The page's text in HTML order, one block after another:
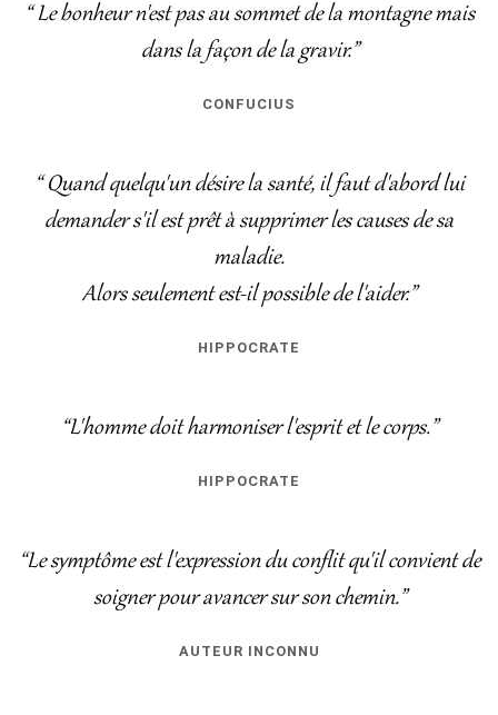
“ Le bonheur n'est pas au sommet de la montagne mais
dans la façon de la gravir.”
CONFUCIUS
“ Quand quelqu'un désire la santé, il faut d'abord lui
demander s'il est prêt à supprimer les causes de sa
maladie.
Alors seulement est-il possible de l'aider.”
HIPPOCRATE
“L'homme doit harmoniser l'esprit et le corps.”
HIPPOCRATE
“Le symptôme est l'expression du conflit qu'il convient de
soigner pour avancer sur son chemin.”
AUTEUR INCONNU